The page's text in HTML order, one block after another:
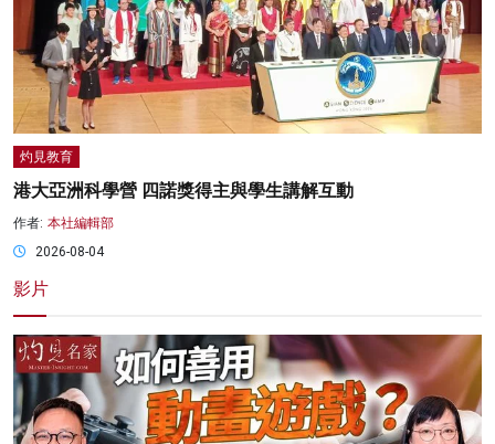
灼見教育
港大亞洲科學營 四諾獎得主與學生講解互動
作者: 本社編輯部
2026-08-04
影片